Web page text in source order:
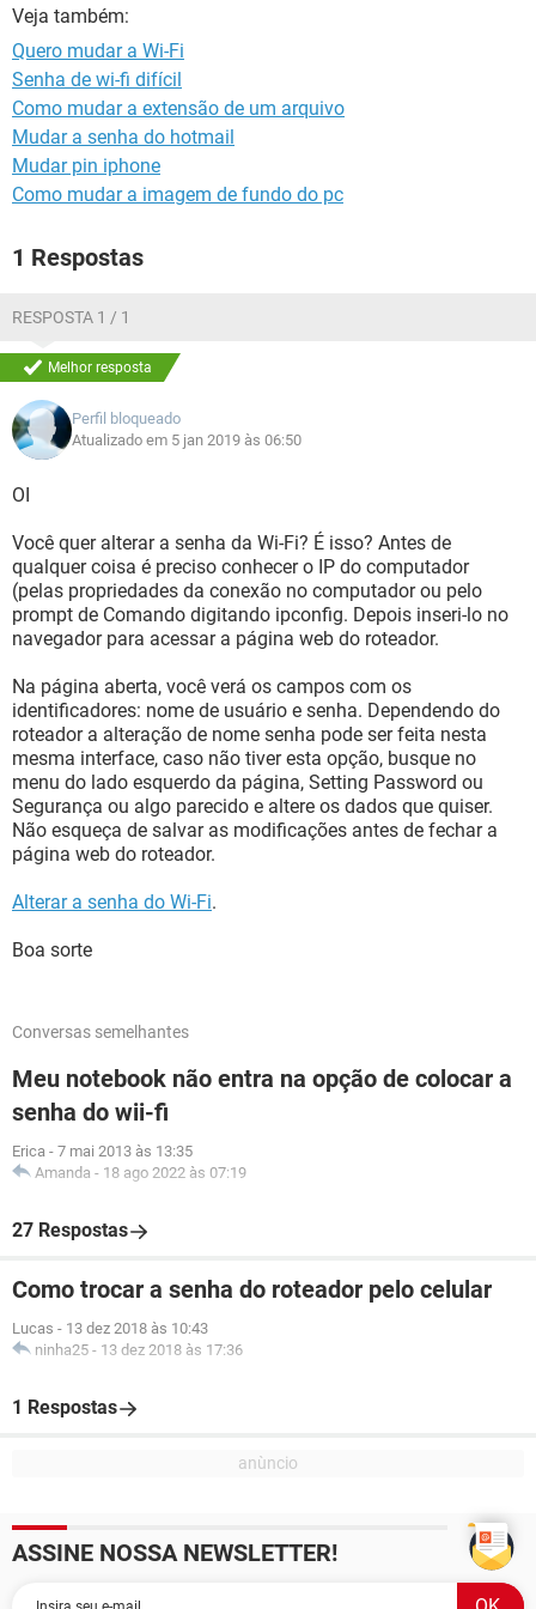
GUIA DE COMPRAS
Veja também:
Quero mudar a Wi-Fi
Senha de wi-fi difícil
Como mudar a extensão de um arquivo
Mudar a senha do hotmail
Mudar pin iphone
Como mudar a imagem de fundo do pc
1 Respostas
RESPOSTA 1 / 1
Melhor resposta
Perfil bloqueado
Atualizado em 5 jan 2019 às 06:50
OI
Você quer alterar a senha da Wi-Fi? É isso? Antes de
qualquer coisa é preciso conhecer o IP do computador
(pelas propriedades da conexão no computador ou pelo
prompt de Comando digitando ipconfig. Depois inseri-lo no
navegador para acessar a página web do roteador.
Na página aberta, você verá os campos com os
identificadores: nome de usuário e senha. Dependendo do
roteador a alteração de nome senha pode ser feita nesta
mesma interface, caso não tiver esta opção, busque no
menu do lado esquerdo da página, Setting Password ou
Segurança ou algo parecido e altere os dados que quiser.
Não esqueça de salvar as modificações antes de fechar a
página web do roteador.
Alterar a senha do Wi-Fi.
Boa sorte
Conversas semelhantes
Meu notebook não entra na opção de colocar a
senha do wii-fi
Erica - 7 mai 2013 às 13:35
Amanda - 18 ago 2022 às 07:19
27 Respostas
Como trocar a senha do roteador pelo celular
Lucas - 13 dez 2018 às 10:43
ninha25 - 13 dez 2018 às 17:36
1 Respostas
ASSINE NOSSA NEWSLETTER!